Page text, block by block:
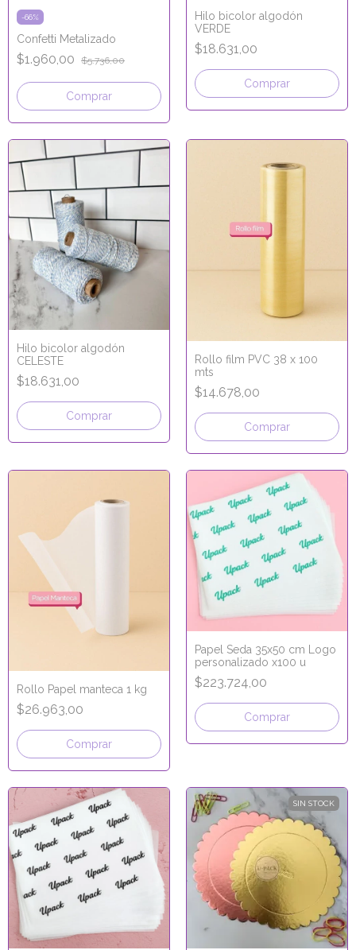
-66%
Confetti Metalizado
$1.960,00 $5.736,00
Comprar
Hilo bicolor algodón
VERDE
$18.631,00
Hilo bicolor algodón
CELESTE
$18.631,00
Rollo film PVC 38 x 100
mts
$14.678,00
Rollo Papel manteca 1 kg
$26.963,00
Papel Seda 35x50 cm Logo
personalizado x100 u
$223.724,00
SIN STOCK